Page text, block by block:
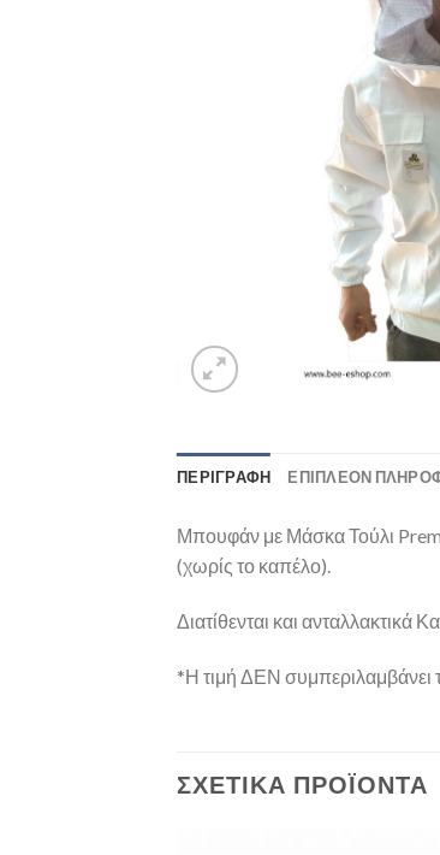
ΠΕΡΙΓΡΑΦΉ ΕΠΙΠΛΈΟΝ
Μπουφάν με Μάσκα Τούλι
(χωρίς το καπέλο).
Διατίθενται και ανταλλακτικά
*Η τιμή ΔΕΝ
ΣΧΕΤΙΚΆ ΠΡΟΪΌΝΤΑ